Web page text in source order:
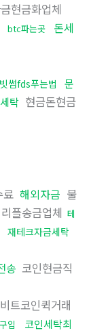
현금화업체
btc파는곳
돈세
빗썸fds푸는법
문
탁 현금돈현금
료 해외자금 불
리플송금업체 테
재테크자금세탁
송 코인현금직
비트코인퀵거래
입
코인세탁최